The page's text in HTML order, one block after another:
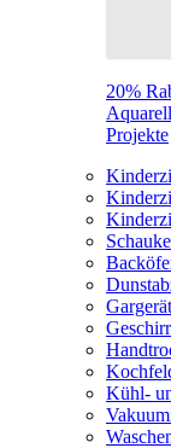
20%
Projekte
Kühl-